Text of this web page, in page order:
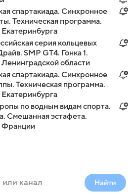
спартакиада. Синхронное
Техническая программа.
Екатеринбурга
серия кольцевых
SMP GT4. Гонка 1.
Ленинградской области
спартакиада. Синхронное
Техническая программа.
Екатеринбурга
по водным видам спорта.
Смешанная эстафета.
Франции
Найти